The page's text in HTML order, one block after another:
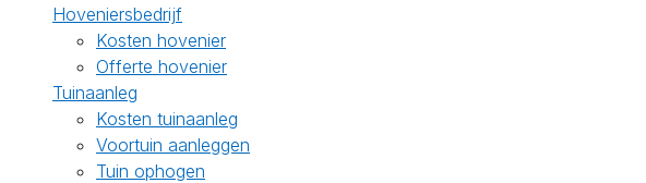
Hoveniersbedrijf
Kosten hovenier
Offerte hovenier
Tuinaanleg
Kosten tuinaanleg
Voortuin aanleggen
Tuin ophogen